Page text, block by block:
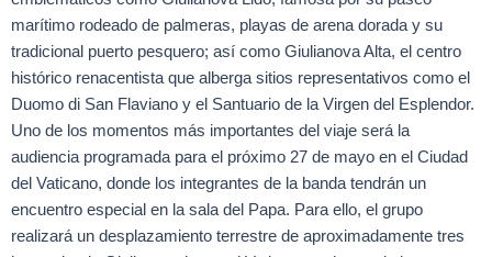
marítimo rodeado de palmeras, playas de arena dorada y su
tradicional puerto pesquero; así como Giulianova Alta, el centro
histórico renacentista que alberga sitios representativos como el
Duomo di San Flaviano y el Santuario de la Virgen del Esplendor.
Uno de los momentos más importantes del viaje será la
audiencia programada para el próximo 27 de mayo en el Ciudad
del Vaticano, donde los integrantes de la banda tendrán un
encuentro especial en la sala del Papa. Para ello, el grupo
realizará un desplazamiento terrestre de aproximadamente tres